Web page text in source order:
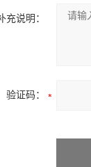
充说明：
验证码：